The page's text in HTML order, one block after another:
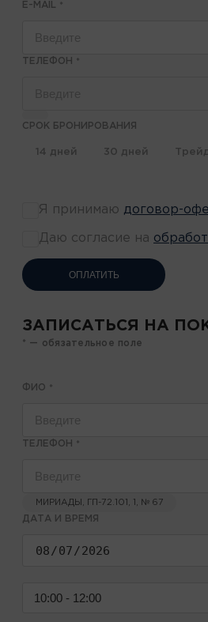
E-MAIL *
ТЕЛЕФОН *
СРОК БРОНИРОВАНИЯ
14 дней 30 дней
Я принимаю договор-
Даю согласие на
ОПЛАТИТЬ
ЗАПИСАТЬСЯ НА
* — обязательное поле
ФИО *
ТЕЛЕФОН *
МИРИАДЫ, ГП-72.101, 1, № 67
ДАТА И ВРЕМЯ